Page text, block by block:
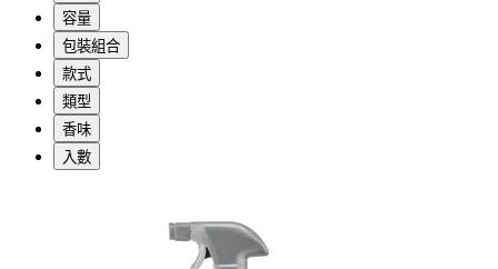
容量
包裝組合
款式
類型
香味
入數